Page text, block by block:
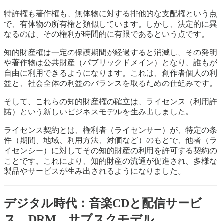
特許権も著作権も、無体物に対する排他的な支配権という点
で、有体物の所有権と類似しています。しかし、決定的に異
なるのは、その権利が時間的に有限であるという点です。
知的財産権は一定の保護期間が経過すると消滅し、その発明
や著作物は公共財産（パブリックドメイン）となり、誰もが
自由に利用できるようになります。これは、創作者個人の利
益と、社会全体の利益のバランスを取るための仕組みです。
そして、これらの知的財産権の確立は、ライセンス（利用許
諾）という新しいビジネスモデルを生み出しました。
ライセンス契約とは、権利者（ライセンサー）が、特定の条
件（期間、地域、利用方法、対価など）のもとで、他者（ラ
イセンシー）に対してその知的財産の利用を許可する契約の
ことです。これにより、知的財産の流通が促進され、多様な
製品やサービスが生み出されるようになりました。
デジタル時代：音楽CDと配信サービ